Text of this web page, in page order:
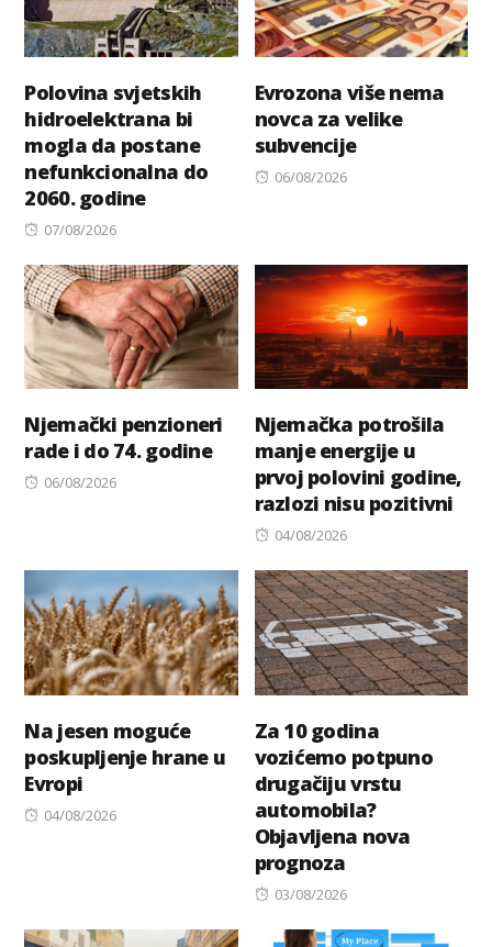
Polovina svjetskih
hidroelektrana bi
mogla da postane
nefunkcionalna do
2060. godine
Posted
07/08/2026
Evrozona više nema
novca za velike
subvencije
Posted
06/08/2026
Njemački penzioneri
rade i do 74. godine
Posted
06/08/2026
Njemačka potrošila
manje energije u
prvoj polovini godine,
razlozi nisu pozitivni
Posted
04/08/2026
Na jesen moguće
poskupljenje hrane u
Evropi
Posted
04/08/2026
Za 10 godina
vozićemo potpuno
drugačiju vrstu
automobila?
Objavljena nova
prognoza
Posted
03/08/2026